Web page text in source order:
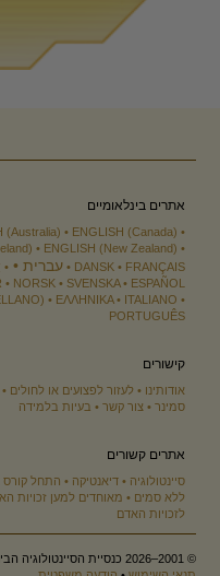
אתרים בינלאומיים
(Australia)
ENGLISH (Canada)
ENGLISH (New Zealand)
DANSK
FRANÇAIS עברית
NORSK SVENSKA
ESPAÑOL
ΕΛΛΗΝΙΚA
ITALIANO
PORTUGUÊS
קישורים
אודותינו לעזור לפצועים או לחולים
סמינר
צור קשר בעיות בלמידה
אתרים קשורים
סיינטולוגיה דיאנטיקה התחל קורס
ללא סמים
מאוחדים למען זכויות
לזכויות האדם
© 2001–2026 כנסיית הסיינטולוגיה הבינלאומית. כל הזכויות שמורות.